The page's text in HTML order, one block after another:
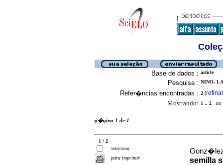
Base de dados : article
Pesquisa : NINO,
Refer�ncias encontradas : 2 [refinar
Mostrando: 1 .. 2 no
p�gina 1 de 1
1 / 2
seleciona
para imprimir
semilla